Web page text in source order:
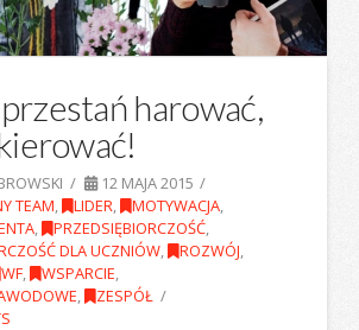
harować,
12 MAJA 2015
TEAM, LIDER, MOTYWACJA,
, PRZEDSIĘBIORCZOŚĆ,
DLA UCZNIÓW, ROZWÓJ,
WF, WSPARCIE,
, ZESPÓŁ